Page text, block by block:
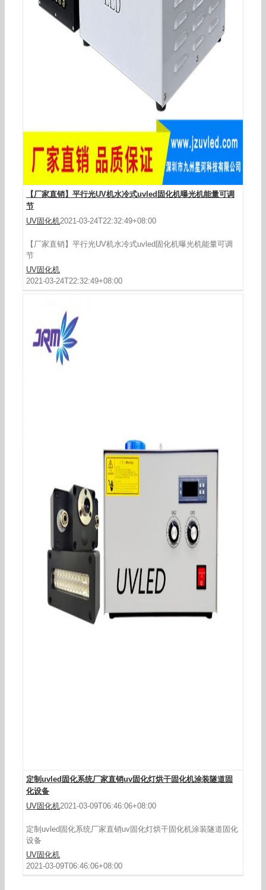
【厂家直销】平行光UV机水冷式uvled固化机曝光机能量可调
节
UV固化机2021-03-24T22:32:49+08:00
【厂家直销】平行光UV机水冷式uvled固化机曝光机能量可调
节
UV固化机
2021-03-24T22:32:49+08:00
定制uvled固化系统厂家直销uv固化灯烘干固化机
涂装隧道固化设备
定制uvled固化系统厂家直销uv固化灯烘干固化机涂装隧道固
化设备
UV固化机2021-03-09T06:46:06+08:00
定制uvled固化系统厂家直销uv固化灯烘干固化机涂装隧道固化
设备
UV固化机
2021-03-09T06:46:06+08:00